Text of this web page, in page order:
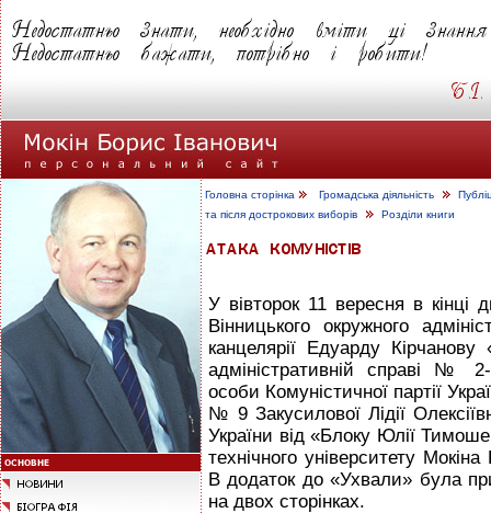
Головна сторінка Громадська діяльність
та після дострокових виборів
Розділи книги
У вівторок 11 вересня в кінці
Вінницького окружного
канцелярії Едуарду
адміністративній справі №
особи Комуністичної партії
№ 9 Закусилової Лідії
України від «Блоку Юлії
технічного університету
В додаток до «Ухвали» була
на двох сторінках.